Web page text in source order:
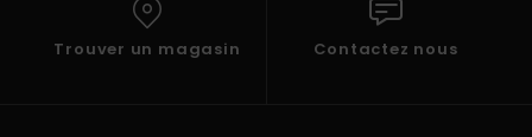
Trouver un magasin Contactez nous